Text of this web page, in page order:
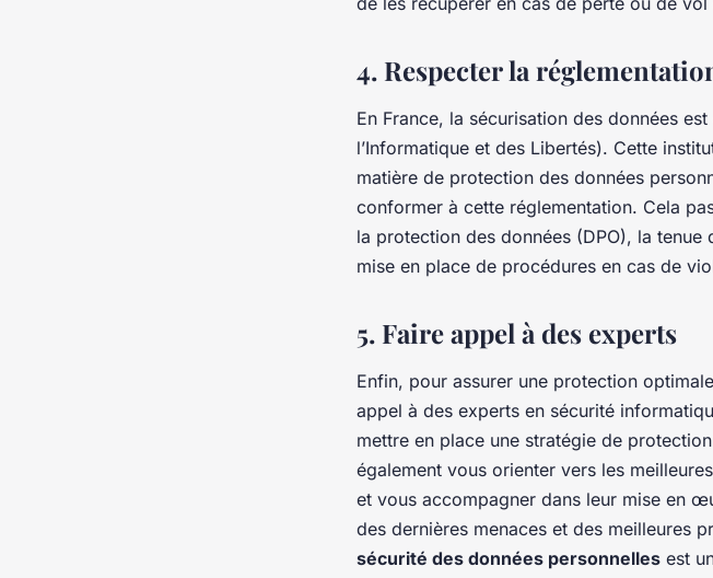
4. Respecter la
En France, la sécurisation des données
l’Informatique et des Libertés). Cette
matière de protection des données
conformer à cette réglementation. Cela
la protection des données (DPO), la tenue
mise en place de procédures en cas de
5. Faire appel à des experts
Enfin, pour assurer une protection
appel à des experts en sécurité
mettre en place une stratégie de
également vous orienter vers les
et vous accompagner dans leur mise en
des dernières menaces et des meilleures
sécurité des données personnelles est